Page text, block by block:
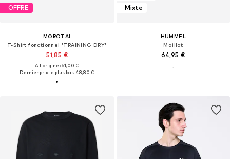
OFFRE
MOROTAI
T-Shirt fonctionnel 'TRAINING DRY'
51,85 €
À l'origine : 61,00 €
Dernier prix le plus bas :48,80 €
Mixte
HUMMEL
Maillot
64,95 €